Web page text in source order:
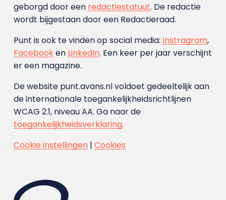
geborgd door een redactiestatuut. De redactie
wordt bijgestaan door een Redactieraad.
Punt is ook te vinden op social media: Instragram,
Facebooken LinkedIn. Een keer per jaar verschijnt
er een magazine.
De website punt.avans.nl voldoet gedeeltelijk aan
de internationale toegankelijkheidsrichtlijnen
WCAG 2.1, niveau AA. Ga naar de
toegankelijkheidsverklaring.
Cookie instellingen| Cookies